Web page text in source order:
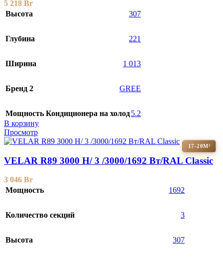
5 218 Br
Высота
307
Глубина 221
Ширина 1 013
Бренд 2 GREE
Мощность Кондиционера на холод5.2
В корзину
Просмотр
17-20М²
VELAR R89 3000 H/ 3 /3000/1692 Вт/RAL Classic
3 046 Br
Мощность
1692
Количество секций 3
Высота 307